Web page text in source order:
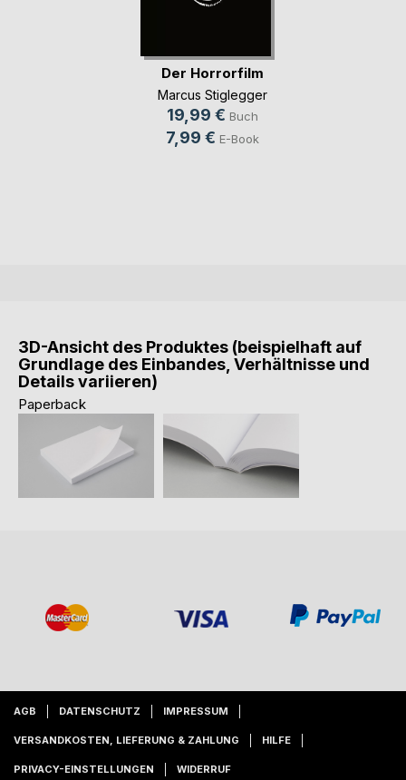
Der Horrorfilm
Marcus Stiglegger
19,99 € Buch
7,99 € E-Book
3D-Ansicht des Produktes (beispielhaft auf
Grundlage des Einbandes, Verhältnisse und
Details variieren)
Paperback
AGB DATENSCHUTZ IMPRESSUM
VERSANDKOSTEN, LIEFERUNG & ZAHLUNG HILFE
PRIVACY-EINSTELLUNGEN WIDERRUF